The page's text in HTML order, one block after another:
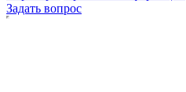
Задать вопрос